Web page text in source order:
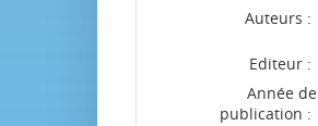
Auteurs :
Editeur :
Année de
publication :